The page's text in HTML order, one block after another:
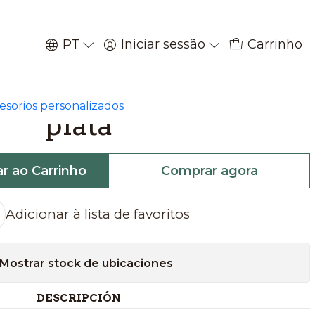
PT Iniciar sessão Carrinho
personalizados
dientes de ciervo
plata
ao Carrinho Comprar agora
Adicionar à lista de favoritos
Mostrar stock de ubicaciones
DESCRIPCIÓN